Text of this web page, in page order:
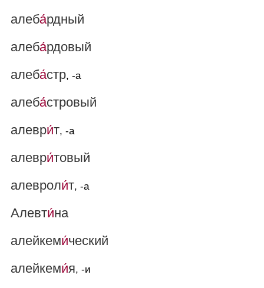
алеба́рдный
алеба́рдовый
алеба́стр, -а
алеба́стровый
алеври́т, -а
алеври́товый
алевроли́т, -а
Алевти́на
алейкеми́ческий
алейкеми́я, -и